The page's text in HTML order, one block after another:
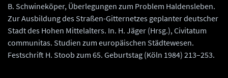
B. Schwineköper, Überlegungen zum Problem Haldensleben.
Zur Ausbildung des Straßen-Gitternetzes geplanter deutscher
Stadt des Hohen Mittelalters. In. H. Jäger (Hrsg.), Civitatum
communitas. Studien zum europäischen Städtewesen.
Festschrift H. Stoob zum 65. Geburtstag (Köln 1984) 213–253.